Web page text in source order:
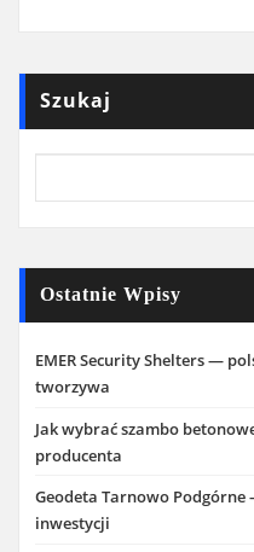
Szukaj
Ostatnie Wpisy
EMER Security Shelters —
tworzywa
Jak wybrać szambo
producenta
Geodeta Tarnowo
inwestycji